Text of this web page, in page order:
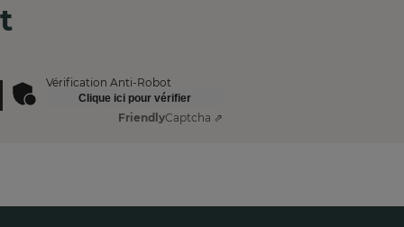
Vérification Anti-Robot
Clique ici pour vérifier
FriendlyCaptcha ⇗